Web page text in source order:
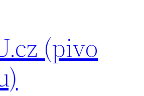
(pivo